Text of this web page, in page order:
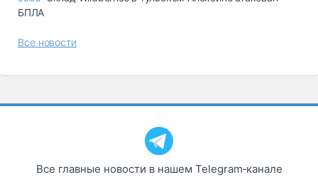
БПЛА
Все новости
Все главные новости в нашем Telegram‑канале